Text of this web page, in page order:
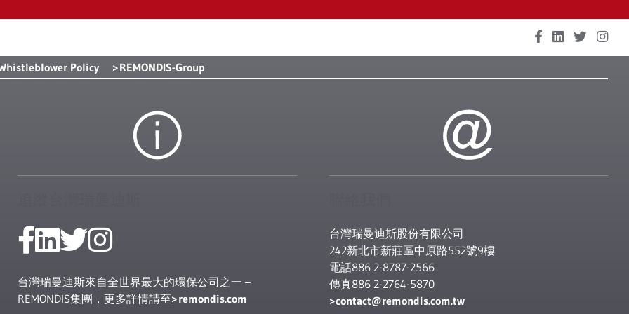
Policy REMONDIS-Group
台灣瑞曼迪斯來自全世界最大的環保公司之一 –
REMONDIS集團，更多詳情請至 remondis.com
台灣瑞曼迪斯股份有限公司
242新北市新莊區中原路552號9樓
電話886 2-8787-2566
傳真886 2-2764-5870
contact@remondis.com.tw